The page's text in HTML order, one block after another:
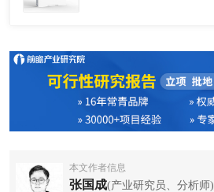
本文作者信息
张国成(产业研究员、分析师)